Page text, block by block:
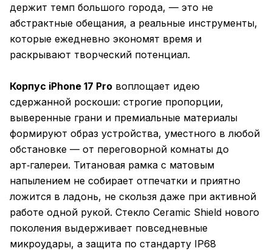
держит темп большого города, — это не
абстрактные обещания, а реальные инструменты,
которые ежедневно экономят время и
раскрывают творческий потенциал.
Корпус iPhone 17 Pro воплощает идею
сдержанной роскоши: строгие пропорции,
выверенные грани и премиальные материалы
формируют образ устройства, уместного в любой
обстановке — от переговорной комнаты до
арт‑галереи. Титановая рамка с матовым
напылением не собирает отпечатки и приятно
ложится в ладонь, не скользя даже при активной
работе одной рукой. Стекло Ceramic Shield нового
поколения выдерживает повседневные
микроудары, а защита по стандарту IP68